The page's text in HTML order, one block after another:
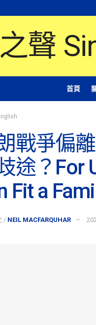
首頁
戰爭偏
途？For
Fit a
/ NEIL MACFARQUHAR